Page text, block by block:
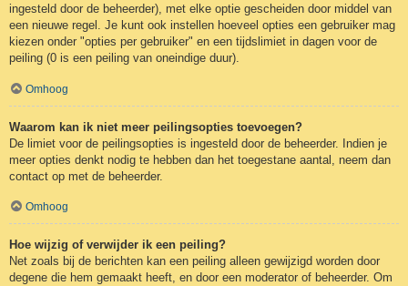
ingesteld door de beheerder), met elke optie gescheiden door middel van
een nieuwe regel. Je kunt ook instellen hoeveel opties een gebruiker mag
kiezen onder "opties per gebruiker" en een tijdslimiet in dagen voor de
peiling (0 is een peiling van oneindige duur).
Omhoog
Waarom kan ik niet meer peilingsopties toevoegen?
De limiet voor de peilingsopties is ingesteld door de beheerder. Indien je
meer opties denkt nodig te hebben dan het toegestane aantal, neem dan
contact op met de beheerder.
Omhoog
Hoe wijzig of verwijder ik een peiling?
Net zoals bij de berichten kan een peiling alleen gewijzigd worden door
degene die hem gemaakt heeft, en door een moderator of beheerder. Om